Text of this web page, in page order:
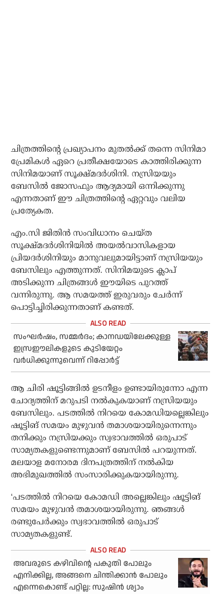
ചിത്രത്തിന്റെ പ്രഖ്യാപനം മുതല്‍ക്ക് തന്നെ സിനിമാ
പ്രേമികള്‍ ഏറെ പ്രതീക്ഷയോടെ കാത്തിരിക്കുന്ന
സിനിമയാണ് സൂക്ഷ്മദര്‍ശിനി. നസ്രിയയും
ബേസില്‍ ജോസഫും ആദ്യമായി ഒന്നിക്കുന്നു
എന്നതാണ് ഈ ചിത്രത്തിന്റെ ഏറ്റവും വലിയ
പ്രത്യേകത.
എം.സി ജിതിന്‍ സംവിധാനം ചെയ്ത
സൂക്ഷ്മദര്‍ശിനിയില്‍ അയല്‍വാസികളായ
പ്രിയദര്‍ശിനിയും മാനുവലുമായിട്ടാണ് നസ്രിയയും
ബേസിലും എത്തുന്നത്. സിനിമയുടെ ക്ലാപ്
അടിക്കുന്ന ചിത്രങ്ങള്‍ ഈയിടെ പുറത്ത്
വന്നിരുന്നു. ആ സമയത്ത് ഇരുവരും ചേര്‍ന്ന്
പൊട്ടിച്ചിരിക്കുന്നതാണ് കണ്ടത്.
സംഘര്‍ഷം, സമ്മര്‍ദം; കാനഡയിലേക്കുള്ള
ഇസ്രഈലികളുടെ കുടിയേറ്റം
വര്‍ധിക്കുന്നുവെന്ന് റിപ്പോര്‍ട്ട്
ആ ചിരി ഷൂട്ടിങ്ങില്‍ ഉടനീളം ഉണ്ടായിരുന്നോ എന്ന
ചോദ്യത്തിന് മറുപടി നല്‍കുകയാണ് നസ്രിയയും
ബേസിലും. പടത്തില്‍ നിറയെ കോമഡിയല്ലെങ്കിലും
ഷൂട്ടിങ് സമയം മുഴുവന്‍ തമാശയായിരുന്നെന്നും
തനിക്കും നസ്രിയക്കും സ്വഭാവത്തില്‍ ഒരുപാട്
സാമ്യതകളുണ്ടെന്നുമാണ് ബേസില്‍ പറയുന്നത്.
മലയാള മനോരമ ദിനപത്രത്തിന് നല്‍കിയ
അഭിമുഖത്തില്‍ സംസാരിക്കുകയായിരുന്നു.
‘പടത്തില്‍ നിറയെ കോമഡി അല്ലെങ്കിലും ഷൂട്ടിങ്
സമയം മുഴുവന്‍ തമാശയായിരുന്നു. ഞങ്ങള്‍
രണ്ടുപേര്‍ക്കും സ്വഭാവത്തില്‍ ഒരുപാട്
സാമ്യതകളുണ്ട്.
അവരുടെ കഴിവിന്റെ പകുതി പോലും
എനിക്കില്ല, അങ്ങനെ ചിന്തിക്കാൻ പോലും
എന്നെകൊണ്ട് പറ്റില്ല: സുഷിൻ ശ്യാം